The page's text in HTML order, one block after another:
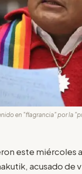
en "flagrancia" por la
este miércoles
acusado de